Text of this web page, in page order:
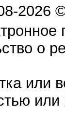
2026
о
или
или